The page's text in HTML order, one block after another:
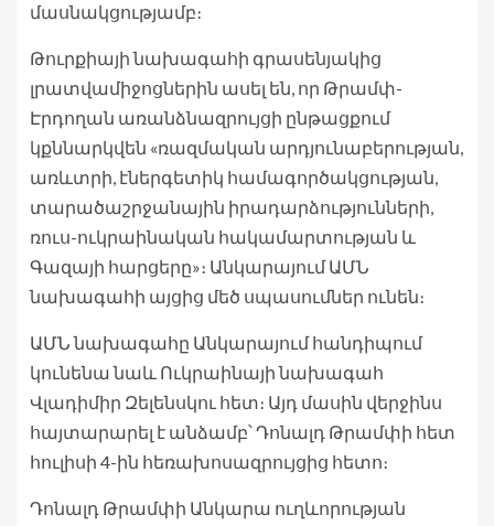
մասնակցությամբ։
Թուրքիայի նախագահի գրասենյակից
լրատվամիջոցներին ասել են, որ Թրամփ-
Էրդողան առանձնազրույցի ընթացքում
կքննարկվեն «ռազմական արդյունաբերության,
առևտրի, էներգետիկ համագործակցության,
տարածաշրջանային իրադարձությունների,
ռուս-ուկրաինական հակամարտության և
Գազայի հարցերը»։ Անկարայում ԱՄՆ
նախագահի այցից մեծ սպասումներ ունեն։
ԱՄՆ նախագահը Անկարայում հանդիպում
կունենա նաև Ուկրաինայի նախագահ
Վլադիմիր Զելենսկու հետ։ Այդ մասին վերջինս
հայտարարել է անձամբ՝ Դոնալդ Թրամփի հետ
հուլիսի 4-ին հեռախոսազրույցից հետո։
Դոնալդ Թրամփի Անկարա ուղևորության